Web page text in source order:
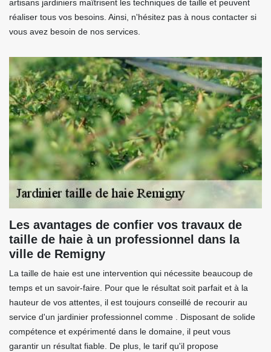
artisans jardiniers maîtrisent les techniques de taille et peuvent
réaliser tous vos besoins. Ainsi, n'hésitez pas à nous contacter si
vous avez besoin de nos services.
Les avantages de confier vos travaux de
taille de haie à un professionnel dans la
ville de Remigny
La taille de haie est une intervention qui nécessite beaucoup de
temps et un savoir-faire. Pour que le résultat soit parfait et à la
hauteur de vos attentes, il est toujours conseillé de recourir au
service d'un jardinier professionnel comme . Disposant de solide
compétence et expérimenté dans le domaine, il peut vous
garantir un résultat fiable. De plus, le tarif qu'il propose